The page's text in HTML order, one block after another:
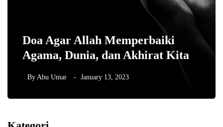
Doa Agar Allah Memperbaiki
Agama, Dunia, dan Akhirat Kita
By Abu Umar January 13, 2023